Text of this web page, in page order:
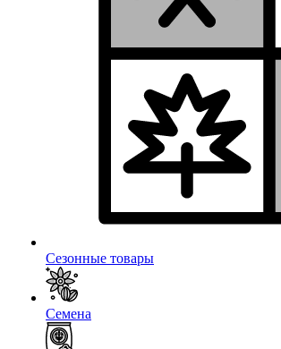
Сезонные товары
Семена